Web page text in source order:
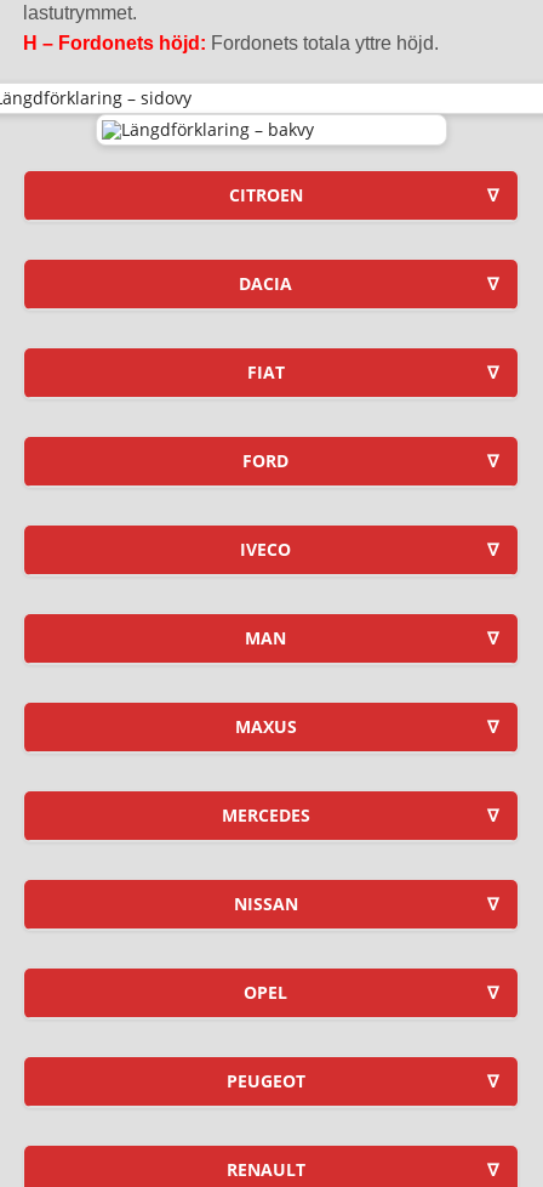
lastutrymmet.
H – Fordonets höjd: Fordonets totala yttre höjd.
CITROEN
DACIA
FIAT
FORD
IVECO
MAN
MAXUS
MERCEDES
NISSAN
OPEL
PEUGEOT
RENAULT